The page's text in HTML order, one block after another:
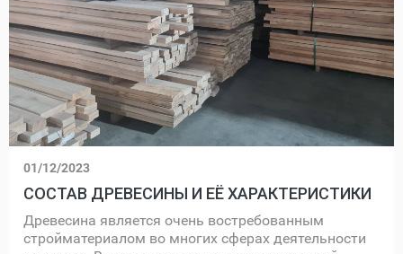
01/12/2023
СОСТАВ ДРЕВЕСИНЫ И ЕЁ ХАРАКТЕРИСТИКИ
Древесина является очень востребованным
стройматериалом во многих сферах деятельности